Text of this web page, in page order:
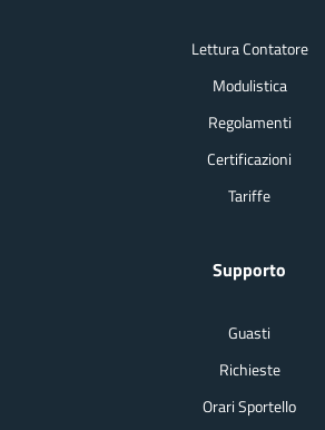
Lettura Contatore
Modulistica
Regolamenti
Certificazioni
Tariffe
Supporto
Guasti
Richieste
Orari Sportello